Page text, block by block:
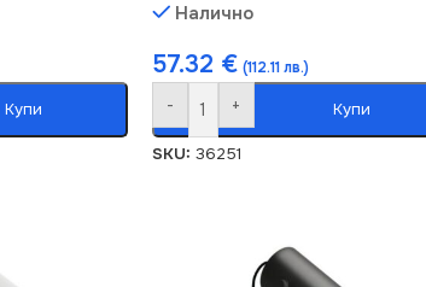
Купи
Налично
57.32 € (112.11 лв.)
- + Купи
SKU: 36251